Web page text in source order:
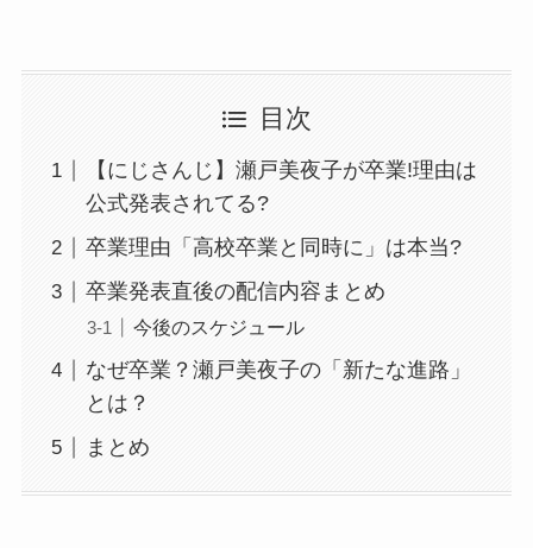
目次
【にじさんじ】瀬戸美夜子が卒業!理由は
公式発表されてる?
卒業理由「高校卒業と同時に」は本当?
卒業発表直後の配信内容まとめ
今後のスケジュール
なぜ卒業？瀬戸美夜子の「新たな進路」
とは？
まとめ